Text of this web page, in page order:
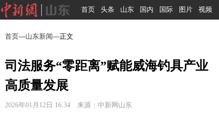
首页 头条 山东 国内 国际 图片 视频
首页—山东新闻—正文
司法服务“零距离”赋能威海钓具产业
高质量发展
2026年01月12日 16:34 来源：中新网山东